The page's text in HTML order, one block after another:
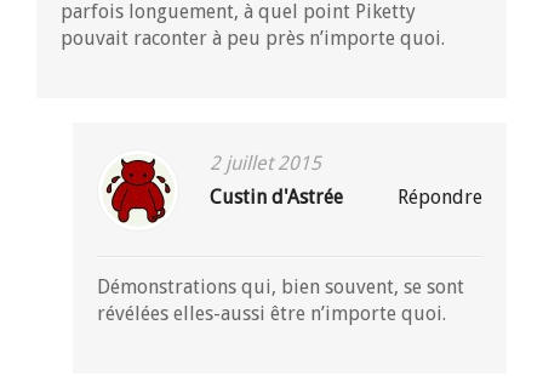
parfois longuement, à quel point Piketty
pouvait raconter à peu près n’importe quoi.
2 juillet 2015
Custin d'Astrée
Répondre
Démonstrations qui, bien souvent, se sont
révélées elles-aussi être n’importe quoi.